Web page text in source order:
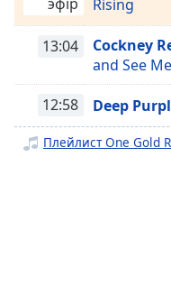
Playback
Rate
Chapters
Descriptions
эфір
Rising
13:04 Cockney
and See
12:58 Deep
Плейлист One Gold